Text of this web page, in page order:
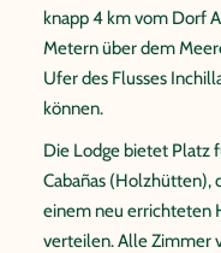
knapp 4 km vom Dorf
Metern über dem
Ufer des Flusses
können.
Die Lodge bietet Platz
Cabañas (Holzhütten),
einem neu errichteten
verteilen. Alle Zimmer